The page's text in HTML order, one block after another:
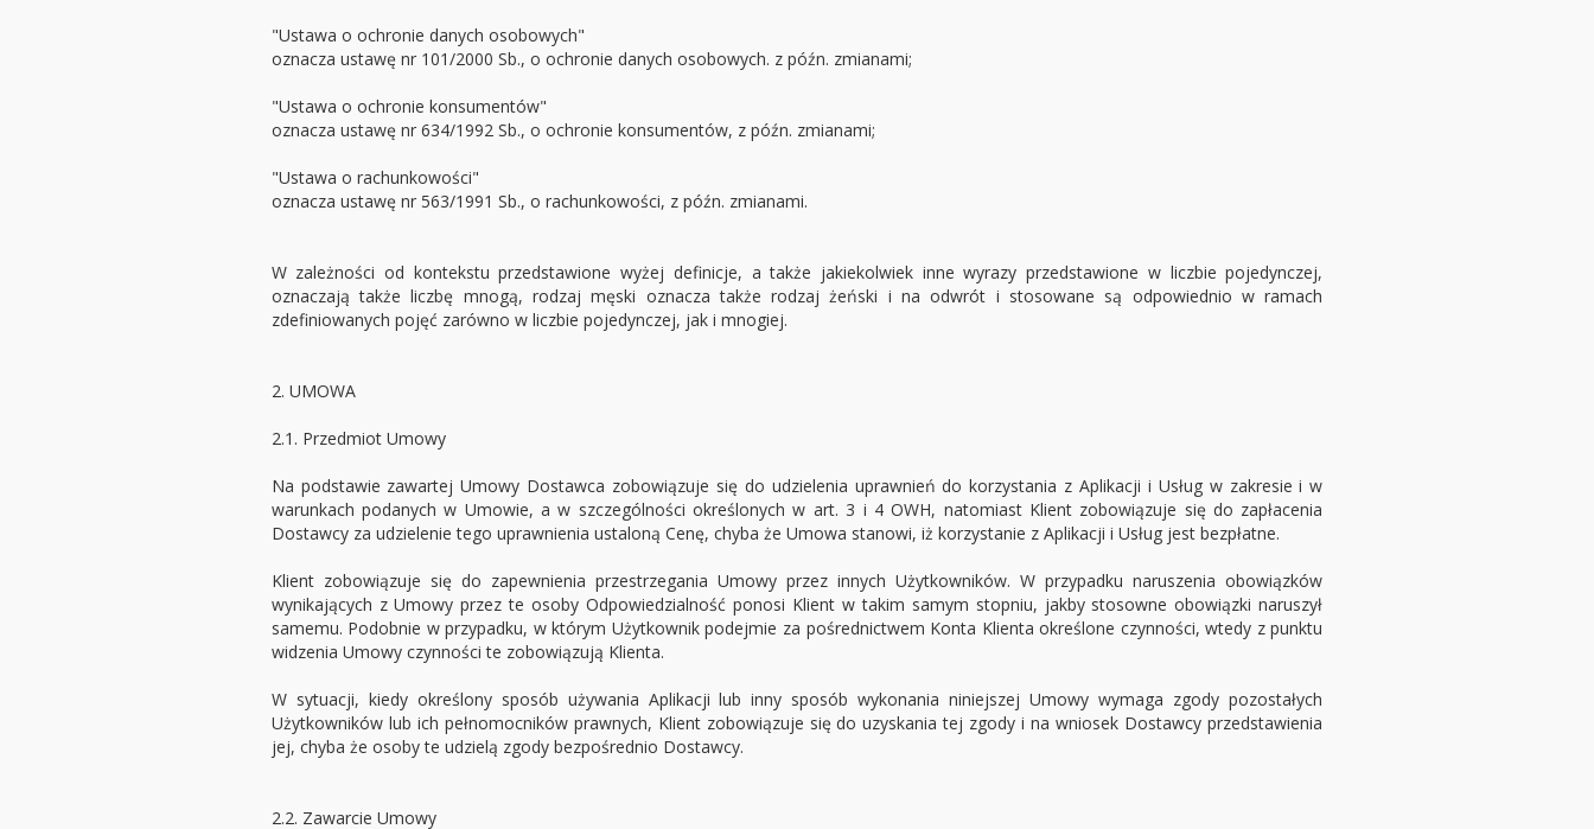
"Ustawa o ochronie danych osobowych"
oznacza ustawę nr 101/2000 Sb., o ochronie danych osobowych. z późn. zmianami;
"Ustawa o ochronie konsumentów"
oznacza ustawę nr 634/1992 Sb., o ochronie konsumentów, z późn. zmianami;
"Ustawa o rachunkowości"
oznacza ustawę nr 563/1991 Sb., o rachunkowości, z późn. zmianami.
W zależności od kontekstu przedstawione wyżej definicje, a także jakiekolwiek inne wyrazy przedstawione w liczbie pojedynczej,
oznaczają także liczbę mnogą, rodzaj męski oznacza także rodzaj żeński i na odwrót i stosowane są odpowiednio w ramach
zdefiniowanych pojęć zarówno w liczbie pojedynczej, jak i mnogiej.
2. UMOWA
2.1. Przedmiot Umowy
Na podstawie zawartej Umowy Dostawca zobowiązuje się do udzielenia uprawnień do korzystania z Aplikacji i Usług w zakresie i w
warunkach podanych w Umowie, a w szczególności określonych w art. 3 i 4 OWH, natomiast Klient zobowiązuje się do zapłacenia
Dostawcy za udzielenie tego uprawnienia ustaloną Cenę, chyba że Umowa stanowi, iż korzystanie z Aplikacji i Usług jest bezpłatne.
Klient zobowiązuje się do zapewnienia przestrzegania Umowy przez innych Użytkowników. W przypadku naruszenia obowiązków
wynikających z Umowy przez te osoby Odpowiedzialność ponosi Klient w takim samym stopniu, jakby stosowne obowiązki naruszył
samemu. Podobnie w przypadku, w którym Użytkownik podejmie za pośrednictwem Konta Klienta określone czynności, wtedy z punktu
widzenia Umowy czynności te zobowiązują Klienta.
W sytuacji, kiedy określony sposób używania Aplikacji lub inny sposób wykonania niniejszej Umowy wymaga zgody pozostałych
Użytkowników lub ich pełnomocników prawnych, Klient zobowiązuje się do uzyskania tej zgody i na wniosek Dostawcy przedstawienia
jej, chyba że osoby te udzielą zgody bezpośrednio Dostawcy.
2.2. Zawarcie Umowy